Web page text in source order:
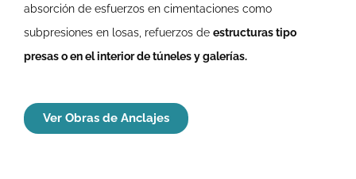
absorción de esfuerzos en cimentaciones como
subpresiones en losas, refuerzos de estructuras tipo
presas o en el interior de túneles y galerías.
Ver Obras de Anclajes